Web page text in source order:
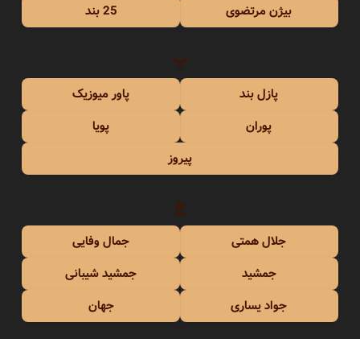
بیژن مرتضوی
25 بند
پ
پازل بند
پاور میوزیک
پوران
پویا
پیروز
ج
جلال همتی
جمال وفایی
جمشید
جمشید شیبانی
جواد یساری
جهان